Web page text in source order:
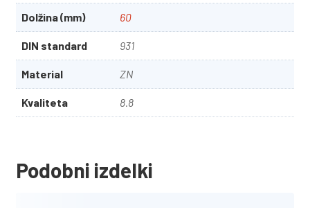
Dolžina (mm) 60
DIN standard 931
Material ZN
Kvaliteta 8.8
Podobni izdelki